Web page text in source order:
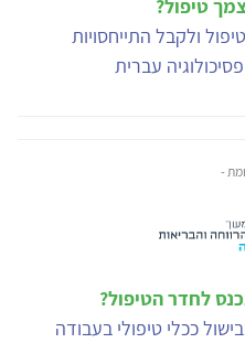
טיפול?
ולקבל התייחסויות
עברית
-
לחדר הטיפול?
ככלי טיפולי בעבודה